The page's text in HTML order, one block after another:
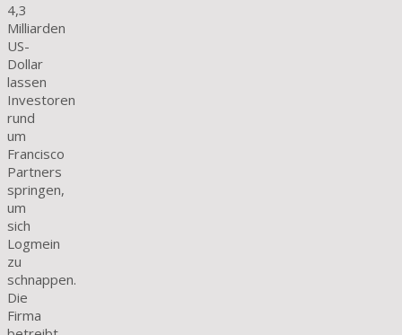
4,3
Milliarden
US-
Dollar
lassen
Investoren
rund
um
Francisco
Partners
springen,
um
sich
Logmein
zu
schnappen.
Die
Firma